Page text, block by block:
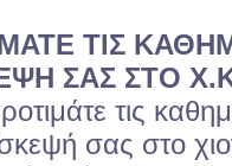
ΤΙΣ
ΣΑΣ ΣΤΟ
τις
σας στο